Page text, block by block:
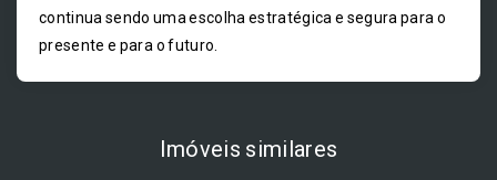
continua sendo uma escolha estratégica e segura para o
presente e para o futuro.
Imóveis similares